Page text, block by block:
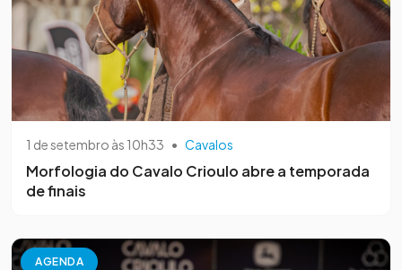
1 de setembro às 10h33 • Cavalos
Morfologia do Cavalo Crioulo abre a temporada
de finais
AGENDA